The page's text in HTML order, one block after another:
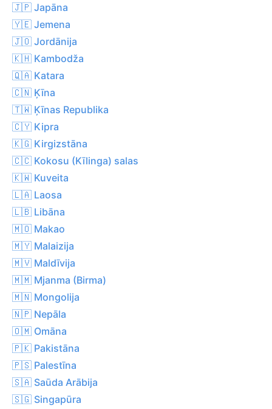
🇯🇵 Japāna
🇾🇪 Jemena
🇯🇴 Jordānija
🇰🇭 Kambodža
🇶🇦 Katara
🇨🇳 Ķīna
🇹🇼 Ķīnas Republika
🇨🇾 Kipra
🇰🇬 Kirgizstāna
🇨🇨 Kokosu (Kīlinga) salas
🇰🇼 Kuveita
🇱🇦 Laosa
🇱🇧 Libāna
🇲🇴 Makao
🇲🇾 Malaizija
🇲🇻 Maldīvija
🇲🇲 Mjanma (Birma)
🇲🇳 Mongolija
🇳🇵 Nepāla
🇴🇲 Omāna
🇵🇰 Pakistāna
🇵🇸 Palestīna
🇸🇦 Saūda Arābija
🇸🇬 Singapūra